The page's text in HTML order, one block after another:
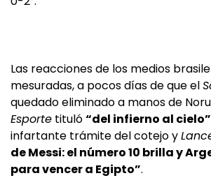
Las reacciones de los medios
mesuradas, a pocos días de que el
quedado eliminado a manos de
Esporte tituló“del infierno al cielo”
infartante trámite del cotejo y
de Messi: el número 10 brilla y
para vencer a Egipto”.